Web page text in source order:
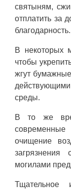
святыням,
отплатить за
благодарность.
В некоторых
чтобы
жгут
среды.
В то же
очищение
могилами
Тщательное